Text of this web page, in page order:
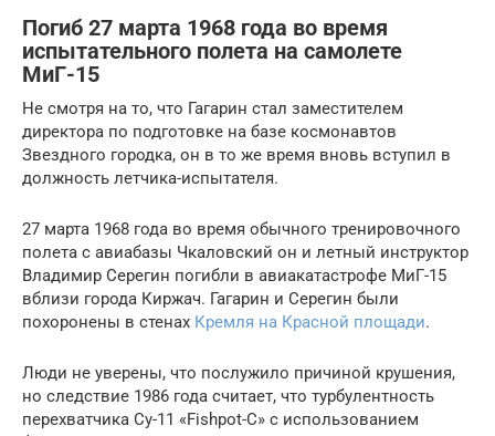
Погиб 27 марта 1968 года во время
испытательного полета на самолете
МиГ-15
Не смотря на то, что Гагарин стал заместителем
директора по подготовке на базе космонавтов
Звездного городка, он в то же время вновь вступил в
должность летчика-испытателя.
27 марта 1968 года во время обычного тренировочного
полета с авиабазы Чкаловский он и летный инструктор
Владимир Серегин погибли в авиакатастрофе МиГ-15
вблизи города Киржач. Гагарин и Серегин были
похоронены в стенах Кремля на Красной площади.
Люди не уверены, что послужило причиной крушения,
но следствие 1986 года считает, что турбулентность
перехватчика Су-11 «Fishpot-C» с использованием